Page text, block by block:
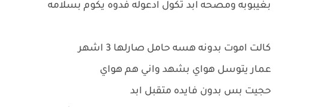
بغيبوبه ومصحه ابد تكول ادعوله فدوه يكوم بسلامه
كالت اموت بدونه هسه حامل صارلها 3 اشهر
عمار يتوسل هواي بشهد واني هم هواي
حجيت بس بدون فايده متقبل ابد